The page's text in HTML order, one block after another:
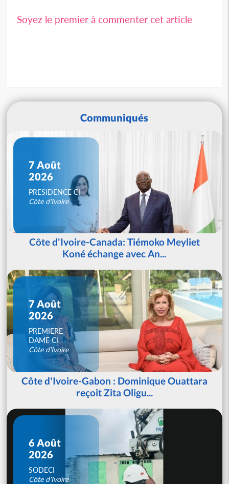
Soyez le premier à commenter cet article
Communiqués
7 Août
2026
PRESIDENCE CI
Côte d'Ivoire
Côte d'Ivoire-Canada: Tiémoko Meyliet
Koné échange avec An...
7 Août
2026
PREMIERE
DAME CI
Côte d'Ivoire
Côte d'Ivoire-Gabon : Dominique Ouattara
reçoit Zita Oligu...
6 Août
2026
SODECI
Côte d'Ivoire